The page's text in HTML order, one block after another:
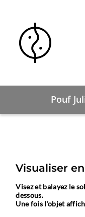
Pouf
Visualiser
Visez et balayez le
dessous.
Une fois l'objet